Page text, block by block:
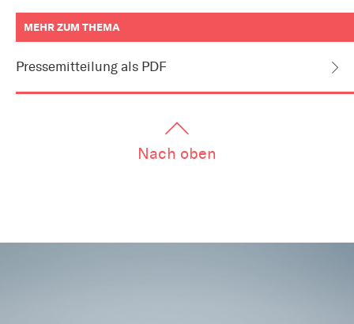
MEHR ZUM THEMA
zum
als
Pressemitteilung als PDF
Nach oben